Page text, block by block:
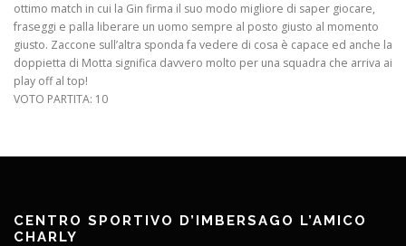
ottimo match in cui la Gin firma il suo modo migliore di saper giocare,
fraseggi e palla liberare un uomo sempre al posto giusto al momento
giusto. Zaccone sull’altra sponda fa vedere di cosa è capace ed anche la
doppietta di Motta significa davvero molto per una squadra che arriva ai
play off al top!
VOTO PARTITA: 10
CENTRO SPORTIVO D’IMBERSAGO L’AMICO
CHARLY